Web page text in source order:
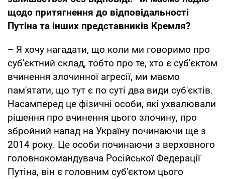
щодо притягнення до відповідальності
Путіна та інших представників Кремля?
– Я хочу нагадати, що коли ми говоримо про
суб'єктний склад, тобто про те, хто є суб'єктом
вчинення злочинної агресії, ми маємо
пам'ятати, що тут є по суті два види суб'єктів.
Насамперед це фізичні особи, які ухвалювали
рішення про вчинення цього злочину, про
збройний напад на Україну починаючи ще з
2014 року. Це особи починаючи з верховного
головнокомандувача Російської Федерації
Путіна, він є головним суб'єктом цього